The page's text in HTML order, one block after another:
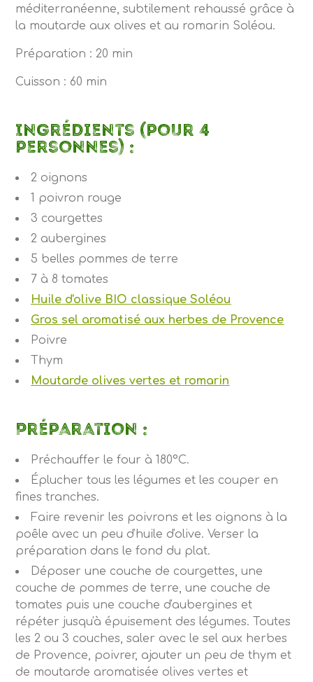
méditerranéenne, subtilement rehaussé grâce à
la moutarde aux olives et au romarin Soléou.
Préparation : 20 min
Cuisson : 60 min
Ingrédients (pour 4
personnes) :
2 oignons
1 poivron rouge
3 courgettes
2 aubergines
5 belles pommes de terre
7 à 8 tomates
Huile d'olive BIO classique Soléou
Gros sel aromatisé aux herbes de Provence
Poivre
Thym
Moutarde olives vertes et romarin
Préparation :
Préchauffer le four à 180°C.
Éplucher tous les légumes et les couper en
fines tranches.
Faire revenir les poivrons et les oignons à la
poêle avec un peu d'huile d'olive. Verser la
préparation dans le fond du plat.
Déposer une couche de courgettes, une
couche de pommes de terre, une couche de
tomates puis une couche d'aubergines et
répéter jusqu'à épuisement des légumes. Toutes
les 2 ou 3 couches, saler avec le sel aux herbes
de Provence, poivrer, ajouter un peu de thym et
de moutarde aromatisée olives vertes et